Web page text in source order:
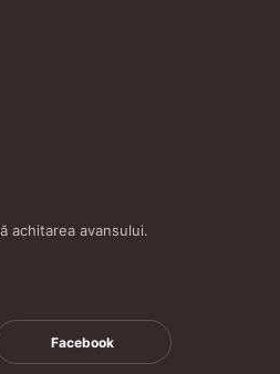
achitarea avansului.
Facebook